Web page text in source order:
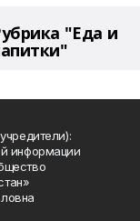
"Еда и
информации